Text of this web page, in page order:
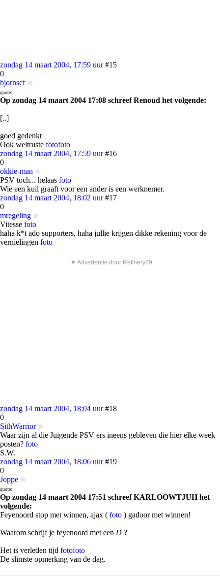
zondag 14 maart 2004, 17:59 uur #15
0
bjornscf
quote:
Op zondag 14 maart 2004 17:08 schreef Renoud het volgende:
[..]
goed gedenkt
Ook weltruste fotofoto
zondag 14 maart 2004, 17:59 uur #16
0
okkie-man
PSV toch... helaas foto
Wie een kuil graaft voor een ander is een werknemer.
zondag 14 maart 2004, 18:02 uur #17
0
mregeling
Vitesse foto
haha k*t ado supporters, haha jullie krijgen dikke rekening voor de
vernielingen foto
▼ Advertentie door Refinery89
zondag 14 maart 2004, 18:04 uur #18
0
SithWarrior
Waar zijn al die Juigende PSV ers ineens gebleven die hier elke week
posten? foto
S.W.
zondag 14 maart 2004, 18:06 uur #19
0
Joppe
quote:
Op zondag 14 maart 2004 17:51 schreef KARLOOWTJUH het
volgende:
Feyenoord stop met winnen, ajax ( foto ) gadoor met winnen!
Waarom schrijf je feyenoord met een D ?
Het is verleden tijd fotofoto
De slimste opmerking van de dag.